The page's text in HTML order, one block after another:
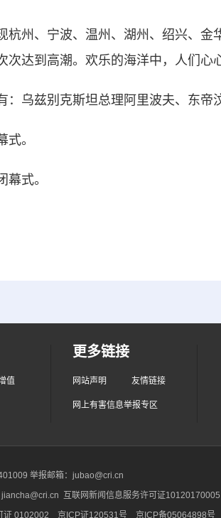
州、宁波、温州、湖州、绍兴、金
次达到高潮。欢乐的海洋中，人们心
乌兹别克斯坦总理阿里波夫、东帝
。
式。
值
更多链接
网站声明 友情链接
网上有害信息举报专区
举报邮箱：jubao@cri.cn
互联网新闻信息服务许可证10120170005
证 0102002 京ICP证120531号 京ICP备05064898号